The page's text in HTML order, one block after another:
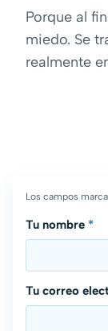
Porque al
miedo. Se
realmente
Los campos
Tu nombre *
Tu correo